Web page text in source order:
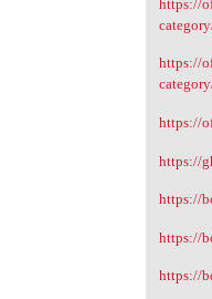
https://
https://
https://
https://
https://
https://
https://